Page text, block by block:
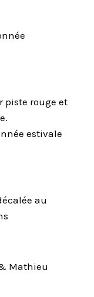
piste rouge et
estivale
au
Mathieu